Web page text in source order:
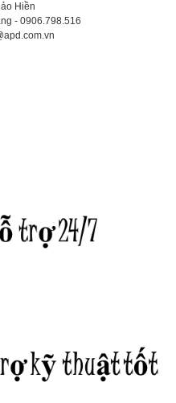
Hiền
- 0906.798.516